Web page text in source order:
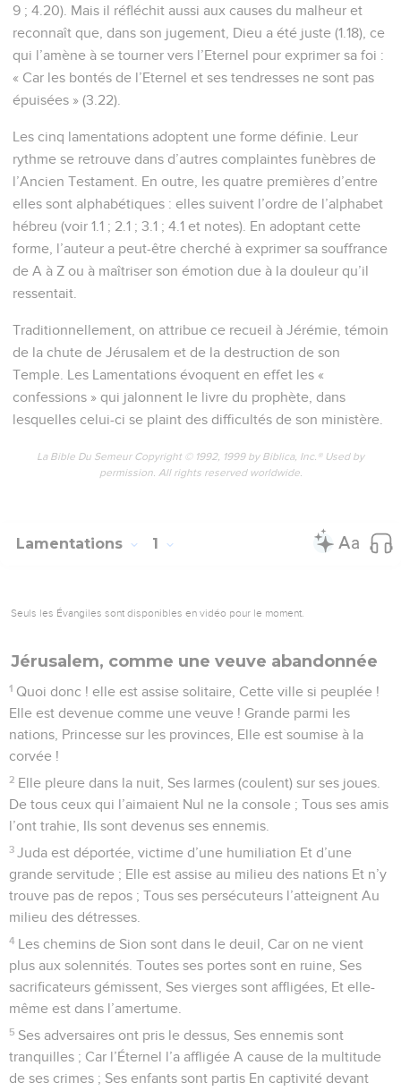
9 ; 4.20). Mais il réfléchit aussi aux causes du malheur et
reconnaît que, dans son jugement, Dieu a été juste (1.18), ce
qui l’amène à se tourner vers l’Eternel pour exprimer sa foi :
« Car les bontés de l’Eternel et ses tendresses ne sont pas
épuisées » (3.22).
Les cinq lamentations adoptent une forme définie. Leur
rythme se retrouve dans d’autres complaintes funèbres de
l’Ancien Testament. En outre, les quatre premières d’entre
elles sont alphabétiques : elles suivent l’ordre de l’alphabet
hébreu (voir 1.1 ; 2.1 ; 3.1 ; 4.1 et notes). En adoptant cette
forme, l’auteur a peut-être cherché à exprimer sa souffrance
de A à Z ou à maîtriser son émotion due à la douleur qu’il
ressentait.
Traditionnellement, on attribue ce recueil à Jérémie, témoin
de la chute de Jérusalem et de la destruction de son
Temple. Les Lamentations évoquent en effet les «
confessions » qui jalonnent le livre du prophète, dans
lesquelles celui-ci se plaint des difficultés de son ministère.
La Bible Du Semeur Copyright © 1992, 1999 by Biblica, Inc.® Used by
permission. All rights reserved worldwide.
Lamentations 1
Seuls les Évangiles sont disponibles en vidéo pour le moment.
Jérusalem, comme une veuve abandonnée
1 Quoi donc ! elle est assise solitaire, Cette ville si peuplée !
Elle est devenue comme une veuve ! Grande parmi les
nations, Princesse sur les provinces, Elle est soumise à la
corvée !
2 Elle pleure dans la nuit, Ses larmes (coulent) sur ses joues.
De tous ceux qui l’aimaient Nul ne la console ; Tous ses amis
l’ont trahie, Ils sont devenus ses ennemis.
3 Juda est déportée, victime d’une humiliation Et d’une
grande servitude ; Elle est assise au milieu des nations Et n’y
trouve pas de repos ; Tous ses persécuteurs l’atteignent Au
milieu des détresses.
4 Les chemins de Sion sont dans le deuil, Car on ne vient
plus aux solennités. Toutes ses portes sont en ruine, Ses
sacrificateurs gémissent, Ses vierges sont affligées, Et elle-
même est dans l’amertume.
5 Ses adversaires ont pris le dessus, Ses ennemis sont
tranquilles ; Car l’Éternel l’a affligée A cause de la multitude
de ses crimes ; Ses enfants sont partis En captivité devant